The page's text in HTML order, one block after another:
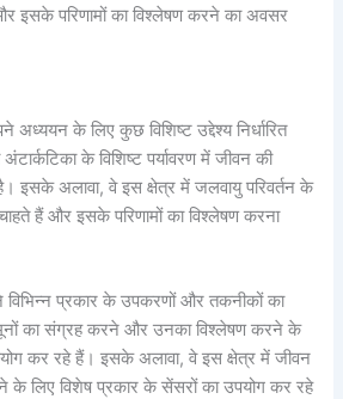
इसके परिणामों का विश्लेषण करने का अवसर
के लिए कुछ विशिष्ट उद्देश्य निर्धारित
के विशिष्ट पर्यावरण में जीवन की
इसके अलावा, वे इस क्षेत्र में जलवायु परिवर्तन के
हैं और इसके परिणामों का विश्लेषण करना
प्रकार के उपकरणों और तकनीकों का
का संग्रह करने और उनका विश्लेषण करने के
कर रहे हैं। इसके अलावा, वे इस क्षेत्र में जीवन
के लिए विशेष प्रकार के सेंसरों का उपयोग कर रहे